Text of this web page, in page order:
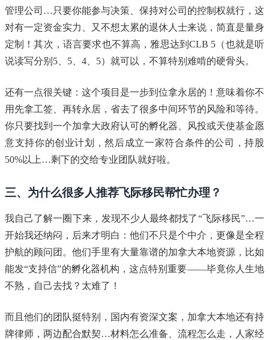
管理公司…只要你能参与决策、保持对公司的控制权就行，这
对有一定资金实力、又不想太累的退休人士来说，简直是量身
定制！其次，语言要求也不算高，雅思达到CLB 5（也就是听
说读写分别5、5、4、5）就可以，不算特别难啃的硬骨头。
还有一点很关键：这个项目是一步到位拿永居的！意味着你不
用先拿工签、再转永居，省去了很多中间环节的风险和等待。
你只要找到一个加拿大政府认可的孵化器、风投或天使基金愿
意支持你的创业计划，然后成立一家符合条件的公司，持股
50%以上…剩下的交给专业团队就好啦。
三、为什么很多人推荐飞际移民帮忙办理？
我自己了解一圈下来，发现不少人最终都找了“飞际移民”…一
开始我还纳闷，后来才明白：他们不只是个中介，更像是全程
护航的顾问团。他们手里有大量靠谱的加拿大本地资源，比如
能发“支持信”的孵化器机构，这点特别重要——毕竟你人生地
不熟，自己去找？太难了！
而且他们的团队挺特别，国内有资深文案，加拿大本地还有持
牌律师，两边配合默契…材料怎么准备、流程怎么走，人家经